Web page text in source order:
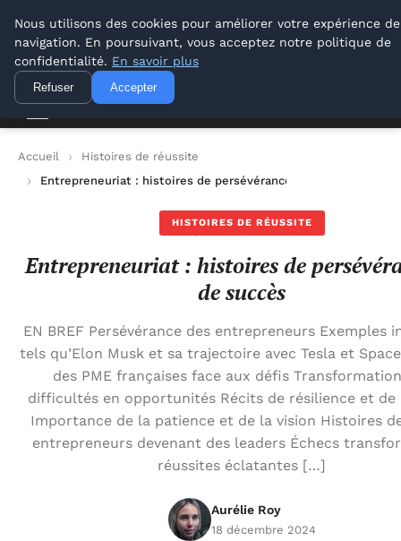
Lyon Photos
Lyon Photos
Accueil
Histoires de réussite
Entrepreneuriat : histoires de persévérance et de succès
HISTOIRES DE RÉUSSITE
Entrepreneuriat : histoires de
de succès
EN BREF Persévérance des entrepreneurs Exemples
tels qu’Elon Musk et sa trajectoire avec Tesla et
des PME françaises face aux défis
difficultés en opportunités Récits de résilience et de
Importance de la patience et de la vision Histoires
entrepreneurs devenant des leaders Échecs
réussites éclatantes […]
Aurélie Roy
18 décembre 2024
Nous utilisons des cookies pour améliorer votre expérience de
navigation. En poursuivant, vous acceptez notre politique de
confidentialité. En savoir plus
Refuser Accepter